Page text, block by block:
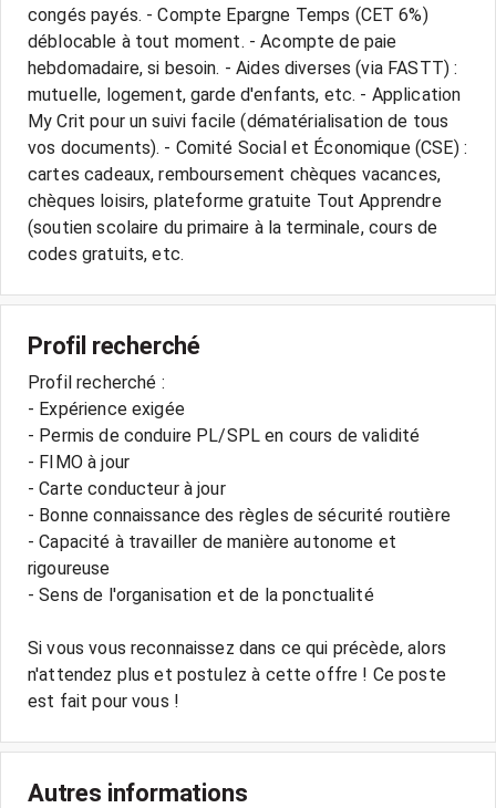
congés payés. - Compte Epargne Temps (CET 6%)
déblocable à tout moment. - Acompte de paie
hebdomadaire, si besoin. - Aides diverses (via FASTT) :
mutuelle, logement, garde d'enfants, etc. - Application
My Crit pour un suivi facile (dématérialisation de tous
vos documents). - Comité Social et Économique (CSE) :
cartes cadeaux, remboursement chèques vacances,
chèques loisirs, plateforme gratuite Tout Apprendre
(soutien scolaire du primaire à la terminale, cours de
Profil recherché
Profil recherché :
- Expérience exigée
- Permis de conduire PL/SPL en cours de validité
- FIMO à jour
- Carte conducteur à jour
- Bonne connaissance des règles de sécurité routière
- Capacité à travailler de manière autonome et
rigoureuse
- Sens de l'organisation et de la ponctualité
Si vous vous reconnaissez dans ce qui précède, alors
n'attendez plus et postulez à cette offre ! Ce poste
Autres informations